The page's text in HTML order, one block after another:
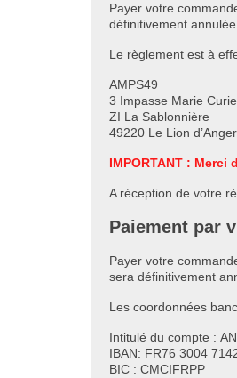
Payer votre
définitivement annulée.
Le règlement est à
AMPS49
3 Impasse Marie Curie
ZI La Sablonnière
49220 Le Lion
IMPORTANT :
A réception de votre
Paiement par
Payer votre
sera définitivement
Les coordonnées
Intitulé du compte :
IBAN: FR76 3004
BIC : CMCIFRPP